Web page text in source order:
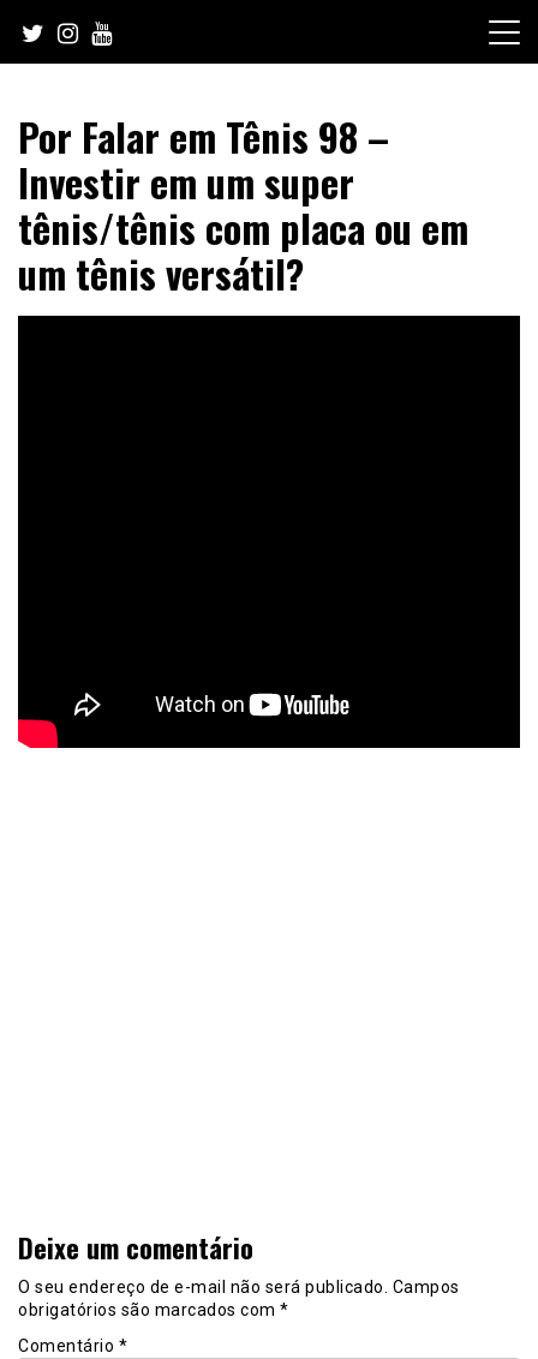
content
Por Falar em Tênis 98 –
Investir em um super
tênis/tênis com placa ou em
um tênis versátil?
Deixe um comentário
O seu endereço de e-mail não será publicado. Campos
obrigatórios são marcados com *
Comentário *